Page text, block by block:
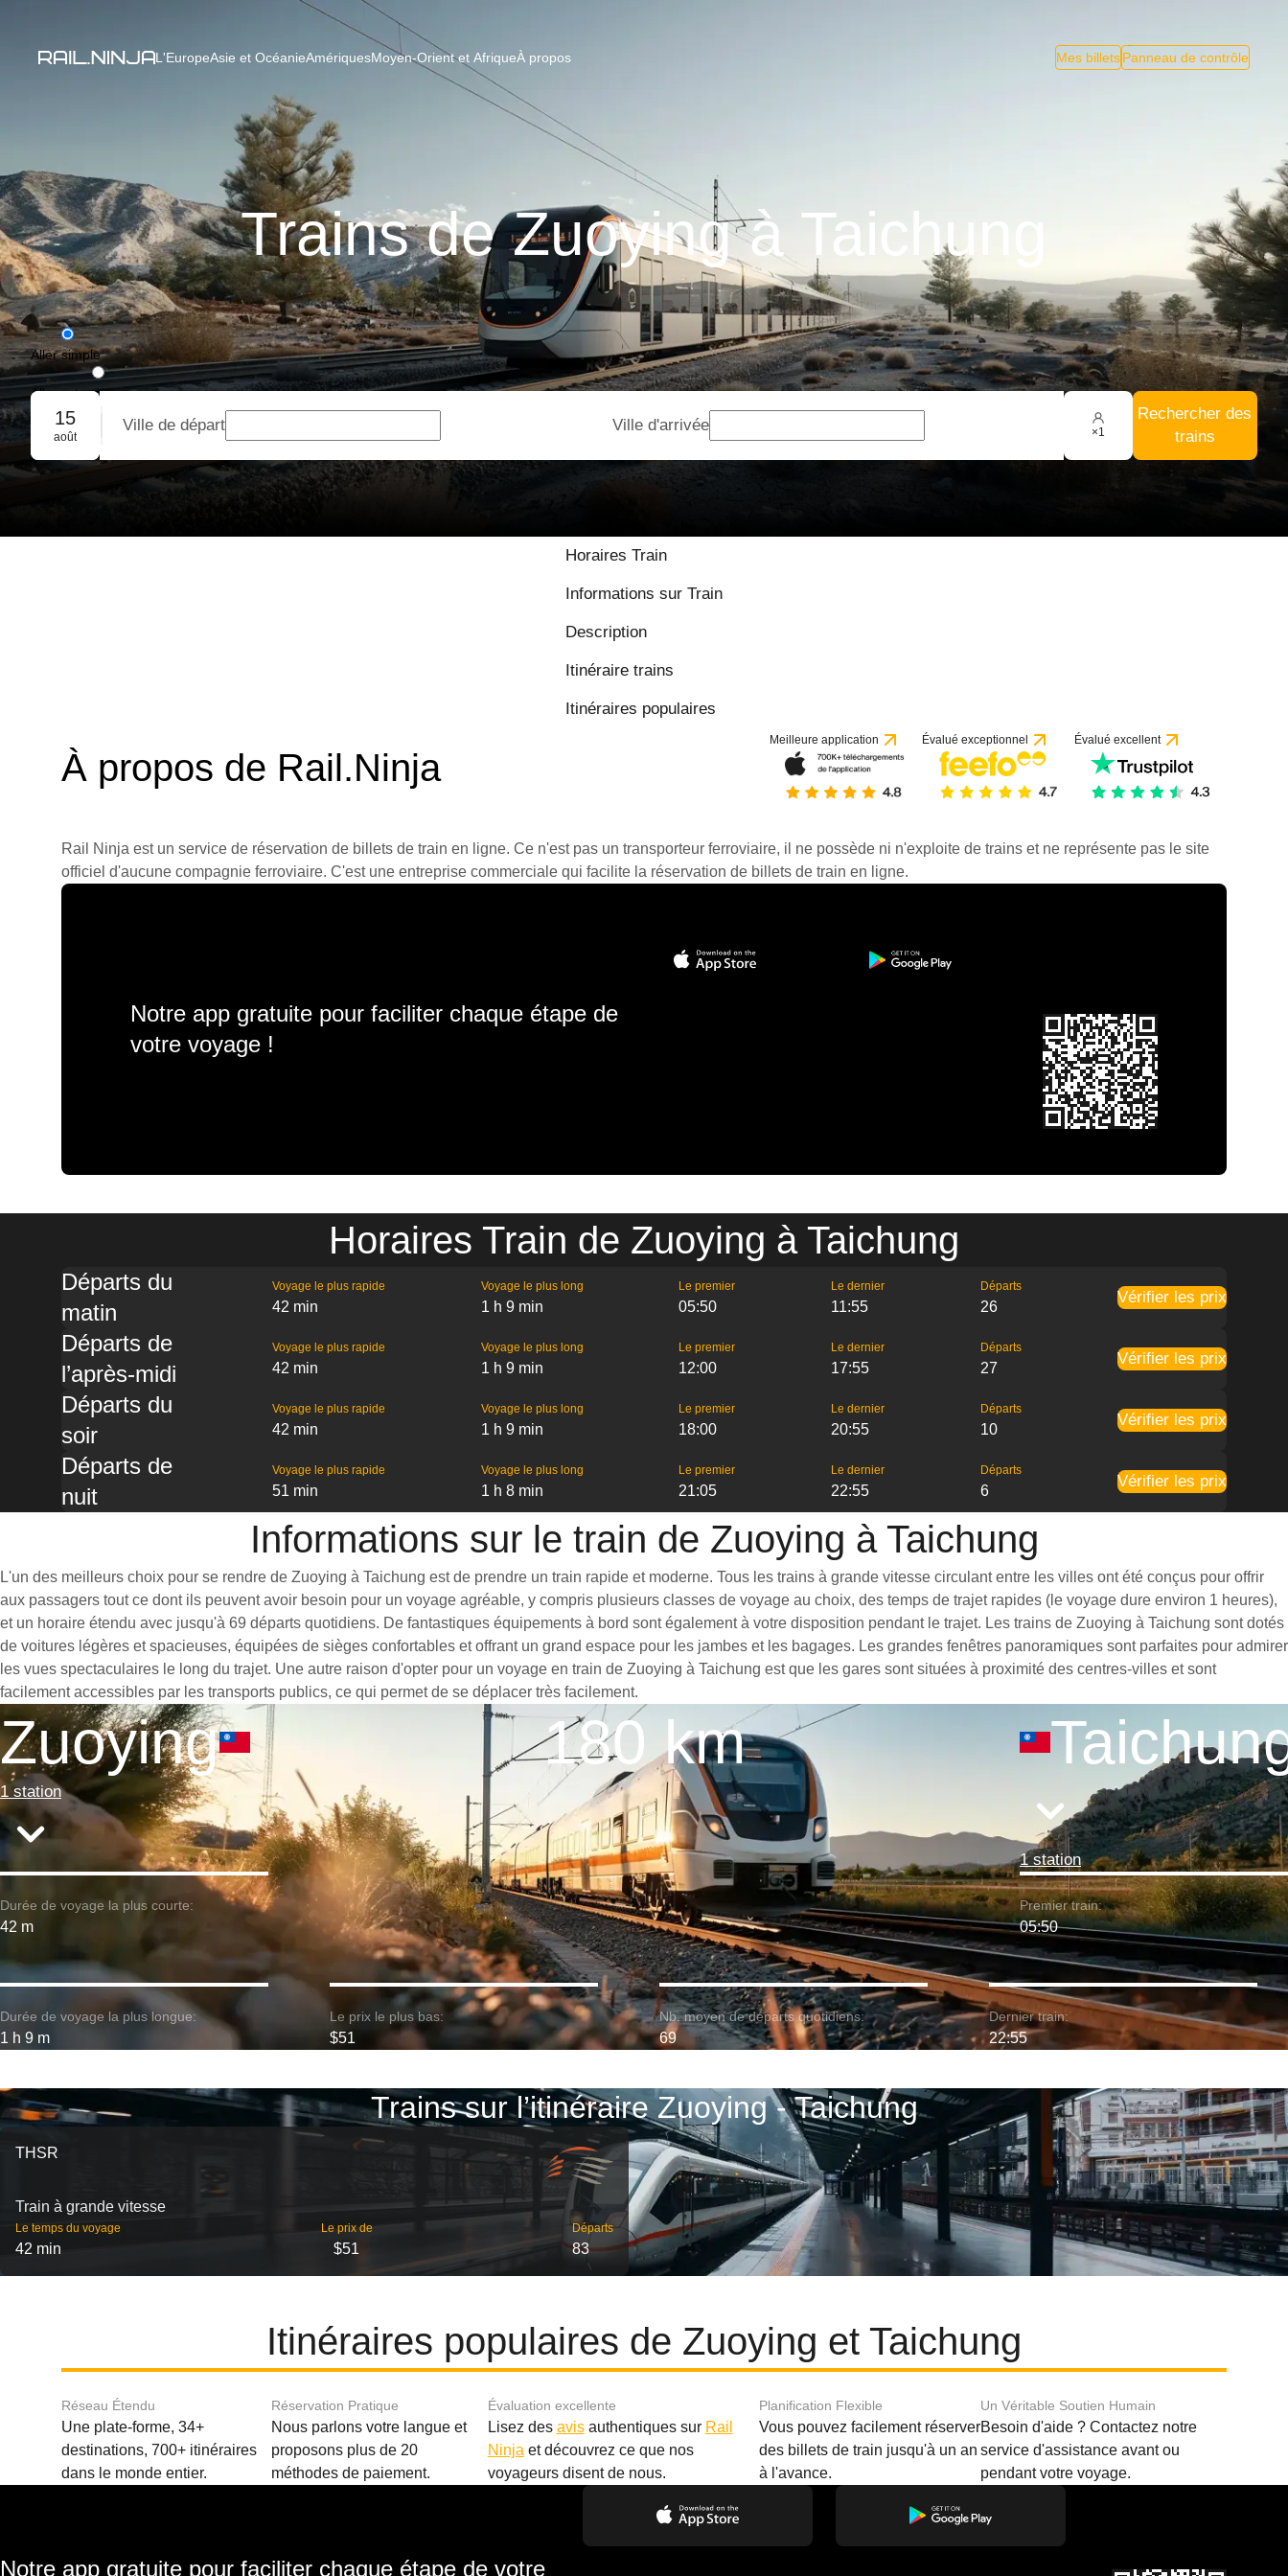
L'EuropeAsie et OcéanieAmériquesMoyen-Orient et AfriqueÀ propos Mes billetsPanneau de contrôle
Trains de Zuoying à Taichung
Aller simple
Aller-retour
Réservation de groupe
15
août
Ville de départ Ville d'arrivée ×1
Rechercher des
trains
Horaires Train
Informations sur Train
Description
Itinéraire trains
Itinéraires populaires
À propos de Rail.Ninja
Meilleure application Évalué exceptionnel Évalué excellent
Rail Ninja est un service de réservation de billets de train en ligne. Ce n'est pas un transporteur ferroviaire, il ne possède ni n'exploite de trains et ne représente pas le site
officiel d'aucune compagnie ferroviaire. C'est une entreprise commerciale qui facilite la réservation de billets de train en ligne.
Notre app gratuite pour faciliter chaque étape de
votre voyage !
Horaires Train de Zuoying à Taichung
Départs du
matin
Voyage le plus rapide
42 min
Voyage le plus long
1 h 9 min
Le premier
05:50
Le dernier
11:55
Départs
26
Vérifier les prix
Départs de
l’après-midi
Voyage le plus rapide
42 min
Voyage le plus long
1 h 9 min
Le premier
12:00
Le dernier
17:55
Départs
27
Vérifier les prix
Départs du
soir
Voyage le plus rapide
42 min
Voyage le plus long
1 h 9 min
Le premier
18:00
Le dernier
20:55
Départs
10
Vérifier les prix
Départs de
nuit
Voyage le plus rapide
51 min
Voyage le plus long
1 h 8 min
Le premier
21:05
Le dernier
22:55
Départs
6
Vérifier les prix
Informations sur le train de Zuoying à Taichung
L'un des meilleurs choix pour se rendre de Zuoying à Taichung est de prendre un train rapide et moderne. Tous les trains à grande vitesse circulant entre les villes ont été conçus pour offrir
aux passagers tout ce dont ils peuvent avoir besoin pour un voyage agréable, y compris plusieurs classes de voyage au choix, des temps de trajet rapides (le voyage dure environ 1 heures),
et un horaire étendu avec jusqu'à 69 départs quotidiens. De fantastiques équipements à bord sont également à votre disposition pendant le trajet. Les trains de Zuoying à Taichung sont dotés
de voitures légères et spacieuses, équipées de sièges confortables et offrant un grand espace pour les jambes et les bagages. Les grandes fenêtres panoramiques sont parfaites pour admirer
les vues spectaculaires le long du trajet. Une autre raison d'opter pour un voyage en train de Zuoying à Taichung est que les gares sont situées à proximité des centres-villes et sont
facilement accessibles par les transports publics, ce qui permet de se déplacer très facilement.
Zuoying
1 station
180 km
1 station
Durée de voyage la plus courte:
42 m
Premier train:
05:50
Durée de voyage la plus longue:
1 h 9 m
Le prix le plus bas:
$51
Nb. moyen de départs quotidiens:
69
Dernier train:
22:55
Trains sur l’itinéraire Zuoying - Taichung
THSR
Train à grande vitesse
Le temps du voyage
42 min
Le prix de
$51
Départs
83
Itinéraires populaires de Zuoying et Taichung
Réseau Étendu
Une plate-forme, 34+
destinations, 700+ itinéraires
dans le monde entier.
Réservation Pratique
Nous parlons votre langue et
proposons plus de 20
méthodes de paiement.
Évaluation excellente
Lisez des avisauthentiques sur Rail
Ninja et découvrez ce que nos
voyageurs disent de nous.
Planification Flexible
Vous pouvez facilement réserver
des billets de train jusqu'à un an
à l'avance.
Un Véritable Soutien Humain
Besoin d'aide ? Contactez notre
service d'assistance avant ou
pendant votre voyage.
Notre app gratuite pour faciliter chaque étape de votre